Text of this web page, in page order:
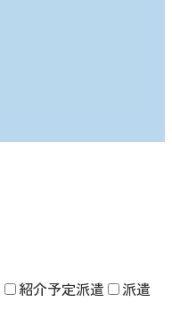
紹介予定派遣
派遣